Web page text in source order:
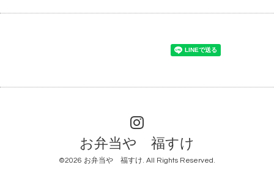
お弁当や 福すけ
©2026 お弁当や 福すけ. All Rights Reserved.